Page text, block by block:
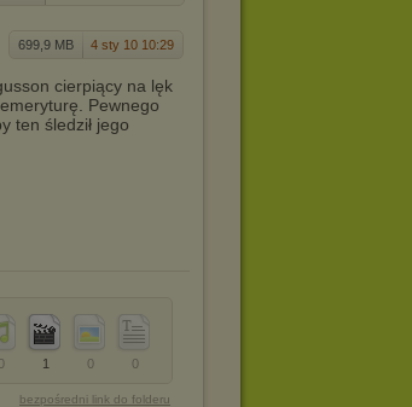
699,9 MB 4 sty 10 10:29
cierpiący na lęk
Pewnego
ten śledził jego
0
0
1
0
bezpośredni link do folderu